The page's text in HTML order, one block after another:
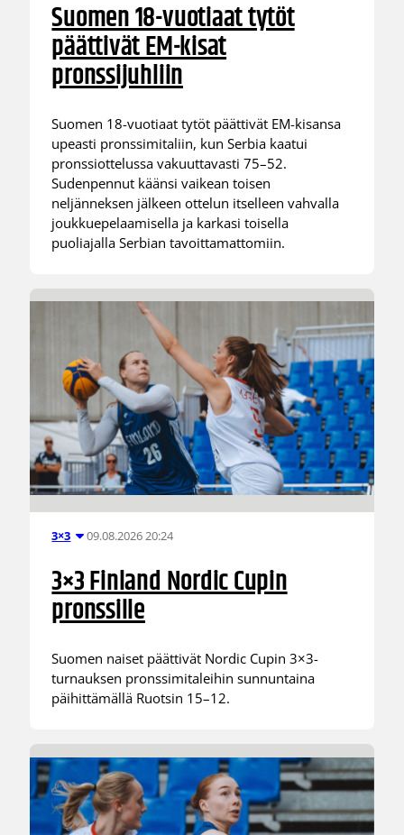
Suomen 18-vuotiaat tytöt
päättivät EM-kisat
pronssijuhliin
Suomen 18-vuotiaat tytöt päättivät EM-kisansa
upeasti pronssimitaliin, kun Serbia kaatui
pronssiottelussa vakuuttavasti 75–52.
Sudenpennut käänsi vaikean toisen
neljänneksen jälkeen ottelun itselleen vahvalla
joukkuepelaamisella ja karkasi toisella
puoliajalla Serbian tavoittamattomiin.
3×3 09.08.2026 20:24
3×3 Finland Nordic Cupin
pronssille
Suomen naiset päättivät Nordic Cupin 3×3-
turnauksen pronssimitaleihin sunnuntaina
päihittämällä Ruotsin 15–12.